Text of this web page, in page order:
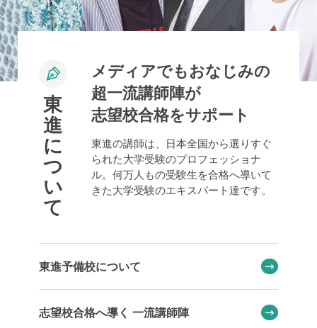
東
進
に
つ
い
て
メディアでもおなじみの
超一流講師陣が
志望校合格をサポート
東進の講師は、日本全国から選りすぐ
られた大学受験のプロフェッショナ
ル。何万人もの受験生を合格へ導いて
きた大学受験のエキスパート達です。
東進予備校について
志望校合格へ導く 一流講師陣